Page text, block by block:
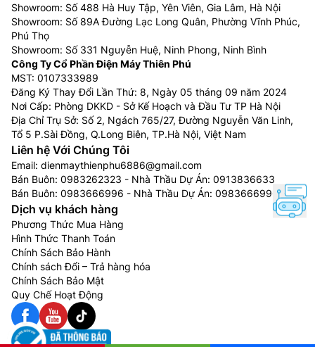
Showroom: Số 488 Hà Huy Tập, Yên Viên, Gia Lâm, Hà Nội
Showroom: Số 89A Đường Lạc Long Quân, Phường Vĩnh Phúc,
Phú Thọ
Showroom: Số 331 Nguyễn Huệ, Ninh Phong, Ninh Bình
Công Ty Cổ Phần Điện Máy Thiên Phú
MST: 0107333989
Đăng Ký Thay Đổi Lần Thứ: 8, Ngày 05 tháng 09 năm 2024
Nơi Cấp: Phòng DKKD - Sở Kế Hoạch và Đầu Tư TP Hà Nội
Địa Chỉ Trụ Sở: Số 2, Ngách 765/27, Đường Nguyễn Văn Linh,
Tổ 5 P.Sài Đồng, Q.Long Biên, TP.Hà Nội, Việt Nam
Liên hệ Với Chúng Tôi
Email: dienmaythienphu6886@gmail.com
Bán Buôn: 0983262323 - Nhà Thầu Dự Án: 0913836633
Bán Buôn: 0983666996 - Nhà Thầu Dự Án: 0983666996
Dịch vụ khách hàng
Phương Thức Mua Hàng
Hình Thức Thanh Toán
Chính Sách Bảo Hành
Chính sách Đổi – Trả hàng hóa
Chính Sách Bảo Mật
Quy Chế Hoạt Động